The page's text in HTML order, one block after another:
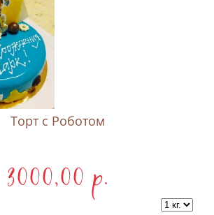
Торт с Роботом
3000,00 p.